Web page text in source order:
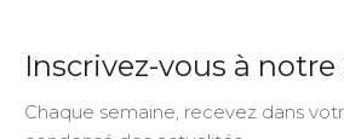
Inscrivez-vous à
Chaque semaine, recevez dans